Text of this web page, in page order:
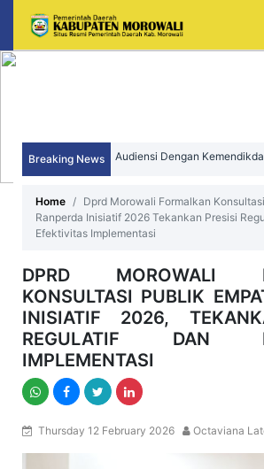
Breaking News Sekda Morowali Yusman
Perjuangkan Peningkatan
Home
Dprd Morowali Formalkan
Ranperda Inisiatif 2026 Tekankan Presisi
Efektivitas Implementasi
DPRD MOROWALI
KONSULTASI PUBLIK
INISIATIF 2026,
REGULATIF DAN
IMPLEMENTASI
Thursday 12 February 2026 Octaviana